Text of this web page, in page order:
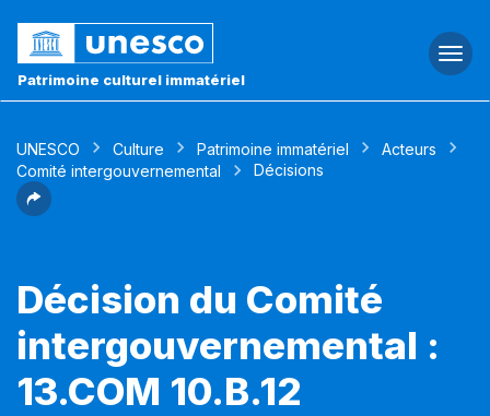
Patrimoine culturel immatériel
UNESCO Culture Patrimoine immatériel
Acteurs
Comité intergouvernemental
Décisions
Décision du Comité
intergouvernemental :
13.COM 10.B.12